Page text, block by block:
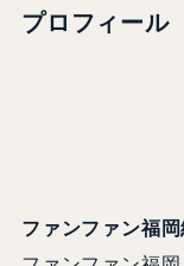
プロフィール
ファンファン福